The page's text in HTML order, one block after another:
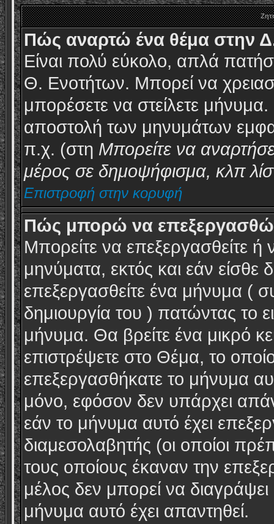
Πώς αναρτώ ένα θέμα στην
Είναι πολύ εύκολο, απλά
Θ. Ενοτήτων. Μπορεί να
μπορέσετε να στείλετε μήνυμα.
αποστολή των μηνυμάτων
π.χ. (στη Μπορείτε να
μέρος σε δημοψήφισμα, κλπ
Επιστροφή στην κορυφή
Πώς μπορώ να
Μπορείτε να επεξεργασθείτε
μηνύματα, εκτός και εάν είσθε
επεξεργασθείτε ένα μήνυμα (
δημιουργία του ) πατώντας το
μήνυμα. Θα βρείτε ένα μικρό
επιστρέψετε στο Θέμα, το
επεξεργασθήκατε το μήνυμα
μόνο, εφόσον δεν υπάρχει
εάν το μήνυμα αυτό έχει
διαμεσολαβητής (οι οποίοι
τους οποίους έκαναν την
μέλος δεν μπορεί να
μήνυμα αυτό έχει απαντηθεί.